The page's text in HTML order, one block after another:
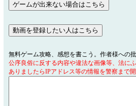
無料ゲーム攻略、感想を書こう。作者様への
公序良俗に反する内容や違法な画像等、法に
ありましたらIPアドレス等の情報を警察まで